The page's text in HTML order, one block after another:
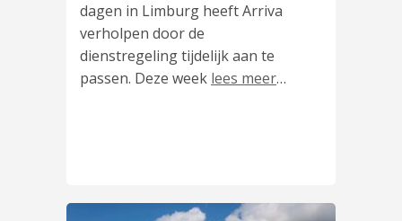
dagen in Limburg heeft Arriva
verholpen door de
dienstregeling tijdelijk aan te
passen. Deze week lees meer…